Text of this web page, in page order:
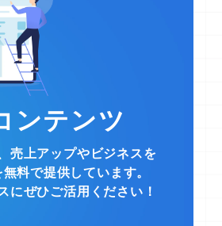
ンテンツ
売上アップやビジネスを
料で提供しています。
にぜひご活用ください！